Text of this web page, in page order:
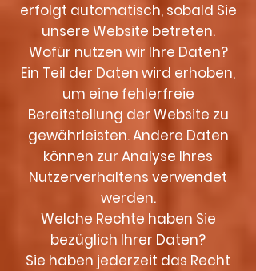
erfolgt automatisch, sobald Sie
unsere Website betreten.
Wofür nutzen wir Ihre Daten?
Ein Teil der Daten wird erhoben,
um eine fehlerfreie
Bereitstellung der Website zu
gewährleisten. Andere Daten
können zur Analyse Ihres
Nutzerverhaltens verwendet
werden.
Welche Rechte haben Sie
bezüglich Ihrer Daten?
Sie haben jederzeit das Recht